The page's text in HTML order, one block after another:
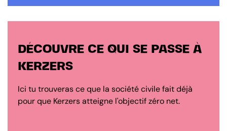
DÉCOUVRE CE QUI SE PASSE À
KERZERS
Ici tu trouveras ce que la société civile fait déjà
pour que Kerzers atteigne l'objectif zéro net.